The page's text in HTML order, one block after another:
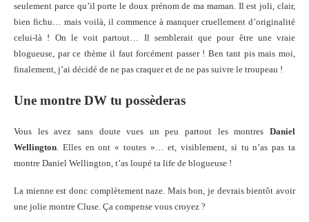
seulement parce qu’il porte le doux prénom de ma maman. Il est joli, clair,
bien fichu… mais voilà, il commence à manquer cruellement d’originalité
celui-là ! On le voit partout… Il semblerait que pour être une vraie
blogueuse, par ce thème il faut forcément passer ! Ben tant pis mais moi,
finalement, j’ai décidé de ne pas craquer et de ne pas suivre le troupeau !
Une montre DW tu possèderas
Vous les avez sans doute vues un peu partout les montres Daniel
Wellington. Elles en ont « toutes »… et, visiblement, si tu n’as pas ta
montre Daniel Wellington, t’as loupé ta life de blogueuse !
La mienne est donc complètement naze. Mais bon, je devrais bientôt avoir
une jolie montre Cluse. Ça compense vous croyez ?